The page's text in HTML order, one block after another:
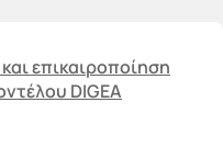
επικαιροποίηση
DIGEA